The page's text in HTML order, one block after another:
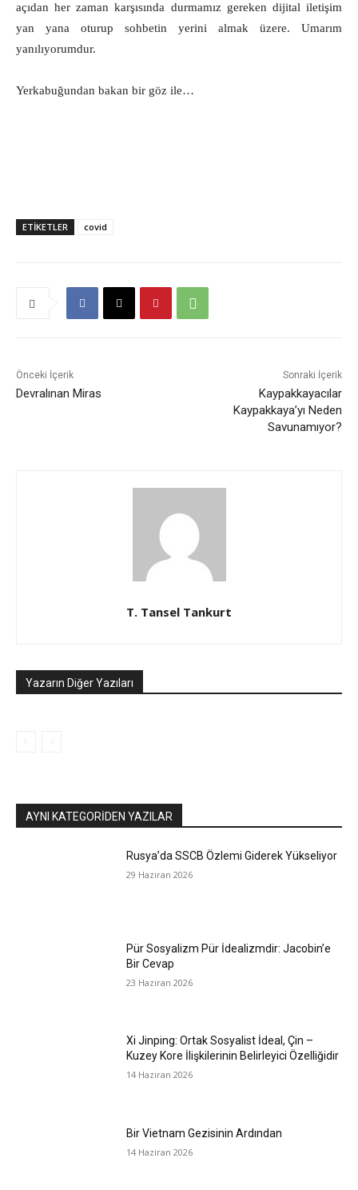
açıdan her zaman karşısında durmamız gereken dijital iletişim
yan yana oturup sohbetin yerini almak üzere. Umarım
yanılıyorumdur.
Yerkabuğundan bakan bir göz ile…
ETIKETLER covid
Önceki İçerik
Devralınan Miras
Sonraki İçerik
Kaypakkayacılar
Kaypakkaya’yı Neden
Savunamıyor?
T. Tansel Tankurt
Yazarın Diğer Yazıları
AYNI KATEGORIDEN YAZILAR
Rusya’da SSCB Özlemi Giderek Yükseliyor
29 Haziran 2026
Pür Sosyalizm Pür İdealizmdir: Jacobin’e
Bir Cevap
23 Haziran 2026
Xi Jinping: Ortak Sosyalist İdeal, Çin –
Kuzey Kore İlişkilerinin Belirleyici Özelliğidir
14 Haziran 2026
Bir Vietnam Gezisinin Ardından
14 Haziran 2026